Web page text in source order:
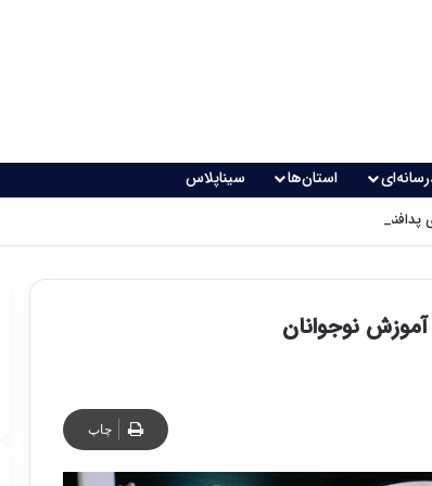
استان‌ها سیناپلاس
چگونه کار می کنند؟
نوجوانان
چاپ